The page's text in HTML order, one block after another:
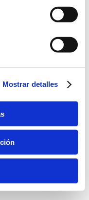
Mostrar detalles